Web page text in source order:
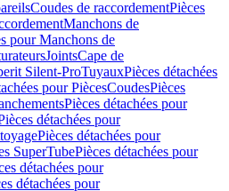
Coudes de raccordementPièces
Manchons de
pour Manchons de
JointsCape de
Silent-ProTuyauxPièces détachées
pour PiècesCoudesPièces
Pièces détachées pour
détachées pour
Pièces détachées pour
SuperTubePièces détachées pour
détachées pour
détachées pour